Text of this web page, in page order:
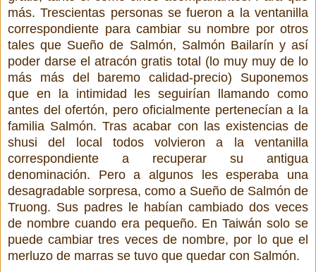
más. Trescientas personas se fueron a la ventanilla
correspondiente para cambiar su nombre por otros
tales que Sueño de Salmón, Salmón Bailarín y así
poder darse el atracón gratis total (lo muy muy de lo
más más del baremo calidad-precio) Suponemos
que en la intimidad les seguirían llamando como
antes del ofertón, pero oficialmente pertenecían a la
familia Salmón. Tras acabar con las existencias de
shusi del local todos volvieron a la ventanilla
correspondiente a recuperar su antigua
denominación. Pero a algunos les esperaba una
desagradable sorpresa, como a Sueño de Salmón de
Truong. Sus padres le habían cambiado dos veces
de nombre cuando era pequeño. En Taiwán solo se
puede cambiar tres veces de nombre, por lo que el
merluzo de marras se tuvo que quedar con Salmón.